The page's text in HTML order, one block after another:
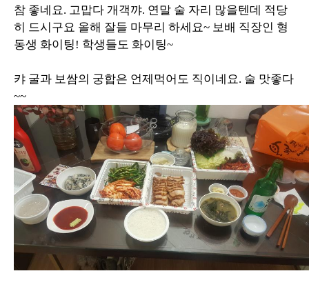
참 좋네요. 고맙다 개객꺄. 연말 술 자리 많을텐데 적당
히 드시구요 올해 잘들 마무리 하세요~ 보배 직장인 형
동생 화이팅! 학생들도 화이팅~
캬 굴과 보쌈의 궁합은 언제먹어도 직이네요. 술 맛좋다
~~